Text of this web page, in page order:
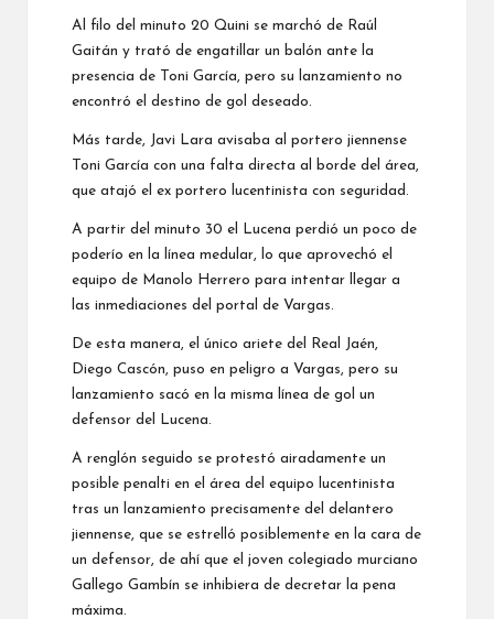
Al filo del minuto 20 Quini se marchó de Raúl
Gaitán y trató de engatillar un balón ante la
presencia de Toni García, pero su lanzamiento no
encontró el destino de gol deseado.
Más tarde, Javi Lara avisaba al portero jiennense
Toni García con una falta directa al borde del área,
que atajó el ex portero lucentinista con seguridad.
A partir del minuto 30 el Lucena perdió un poco de
poderío en la línea medular, lo que aprovechó el
equipo de Manolo Herrero para intentar llegar a
las inmediaciones del portal de Vargas.
De esta manera, el único ariete del Real Jaén,
Diego Cascón, puso en peligro a Vargas, pero su
lanzamiento sacó en la misma línea de gol un
defensor del Lucena.
A renglón seguido se protestó airadamente un
posible penalti en el área del equipo lucentinista
tras un lanzamiento precisamente del delantero
jiennense, que se estrelló posiblemente en la cara de
un defensor, de ahí que el joven colegiado murciano
Gallego Gambín se inhibiera de decretar la pena
máxima.